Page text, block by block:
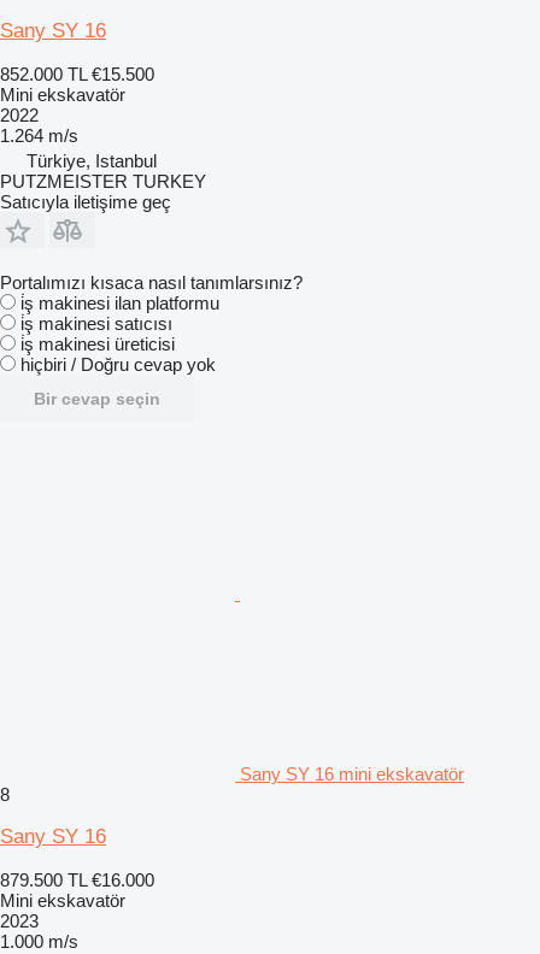
Sany SY 16
852.000 TL €15.500
Mini ekskavatör
2022
1.264 m/s
Türkiye, Istanbul
PUTZMEISTER TURKEY
Satıcıyla iletişime geç
Portalımızı kısaca nasıl tanımlarsınız?
i̇ş makinesi ilan platformu
i̇ş makinesi satıcısı
i̇ş makinesi üreticisi
hiçbiri / Doğru cevap yok
Bir cevap seçin
Sany SY 16 mini ekskavatör
8
Sany SY 16
879.500 TL €16.000
Mini ekskavatör
2023
1.000 m/s